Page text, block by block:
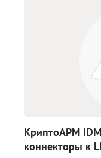
КриптоАРМ
коннекторы к